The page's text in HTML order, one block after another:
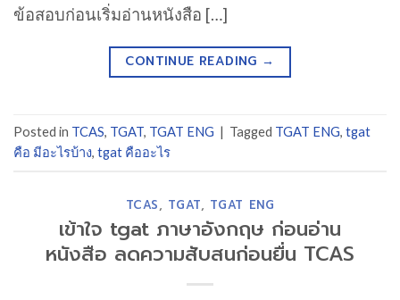
ข้อสอบก่อนเริ่มอ่านหนังสือ […]
CONTINUE READING →
Posted in TCAS, TGAT, TGAT ENG | Tagged TGAT ENG, tgat
คือ มีอะไรบ้าง, tgat คืออะไร
TCAS, TGAT, TGAT ENG
เข้าใจ tgat ภาษาอังกฤษ ก่อนอ่าน
หนังสือ ลดความสับสนก่อนยื่น TCAS